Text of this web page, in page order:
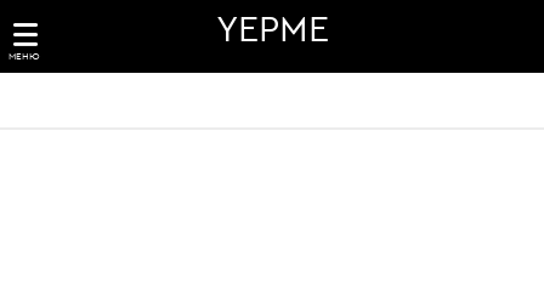
МЕНЮ
YEPME